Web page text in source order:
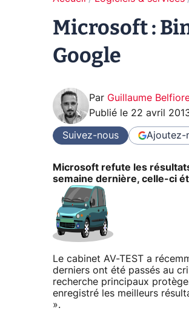
Microsoft :
Google
Par Guillaume
Publié le 22 avril
Suivez-nous Ajoutez-
Microsoft refute les
semaine dernière, celle-ci
Le cabinet AV-TEST a
derniers ont été passés au
recherche principaux
enregistré les meilleurs
».